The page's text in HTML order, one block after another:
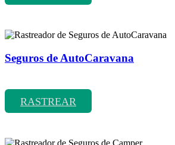
Seguros de AutoCaravana
RASTREAR